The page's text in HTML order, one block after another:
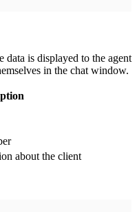
data is displayed to the agent
in the chat window.
about the client